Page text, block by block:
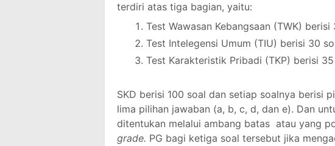
terdiri atas tiga bagian, yaitu:
Test Wawasan Kebangsaan (TWK) berisi
Test Intelegensi Umum (TIU) berisi 30
Test Karakteristik Pribadi (TKP) berisi
SKD berisi 100 soal dan setiap soalnya berisi
lima pilihan jawaban (a, b, c, d, dan e). Dan
ditentukan melalui ambang batas atau yang
grade. PG bagi ketiga soal tersebut jika